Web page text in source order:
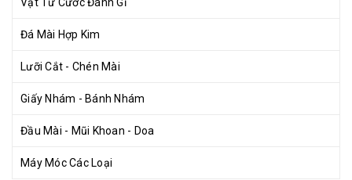
Vật Tư Cước Đánh Gỉ
Đá Mài Hợp Kim
Lưỡi Cắt - Chén Mài
Giấy Nhám - Bánh Nhám
Đầu Mài - Mũi Khoan - Doa
Máy Móc Các Loại